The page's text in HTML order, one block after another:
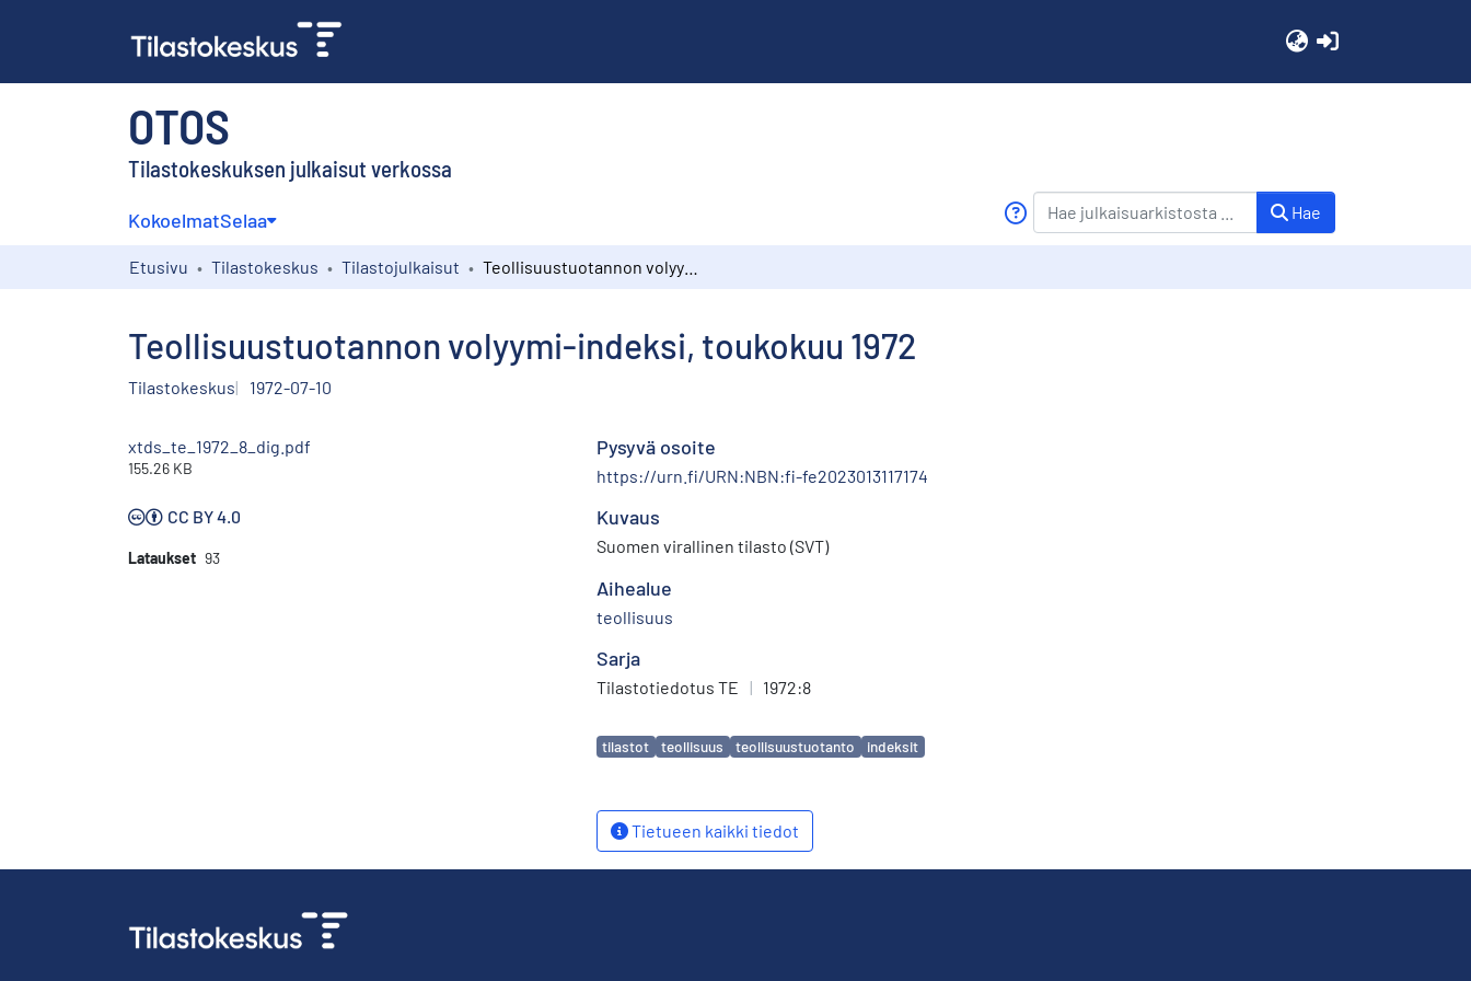
OTOS
Tilastokeskuksen julkaisut verkossa
KokoelmatSelaa Hae
Etusivu Tilastokeskus Tilastojulkaisut
Teollisuustuotannon volyymi-indeksi, toukokuu 1972
Tilastokeskus 1972-07-10
xtds_te_1972_8_dig.pdf
155.26 KB
CC BY 4.0
Lataukset 93
Pysyvä osoite
https://urn.fi/URN:NBN:fi-fe2023013117174
Kuvaus
Suomen virallinen tilasto (SVT)
Aihealue
teollisuus
Sarja
Tilastotiedotus TE | 1972:8
Avainsanat
tilastot teollisuus teollisuustuotanto indeksit
Tietueen kaikki tiedot